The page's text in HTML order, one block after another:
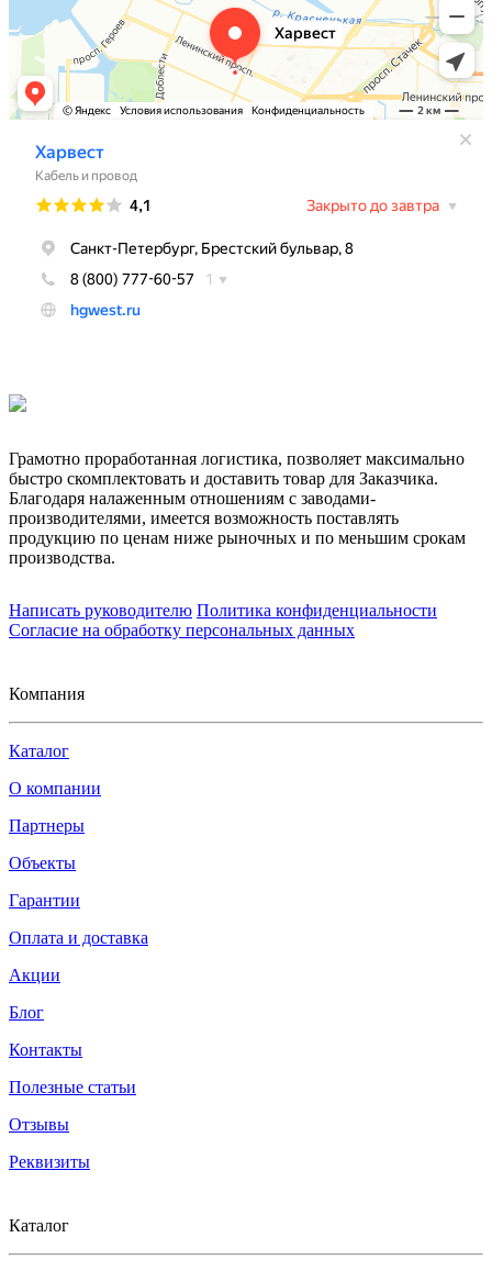
Грамотно проработанная логистика, позволяет максимально
быстро скомплектовать и доставить товар для Заказчика.
Благодаря налаженным отношениям с заводами-
производителями, имеется возможность поставлять
продукцию по ценам ниже рыночных и по меньшим срокам
производства.
Написать руководителю Политика конфиденциальности
Согласие на обработку персональных данных
Компания
Каталог
О компании
Партнеры
Объекты
Гарантии
Оплата и доставка
Акции
Блог
Контакты
Полезные статьи
Отзывы
Реквизиты
Каталог